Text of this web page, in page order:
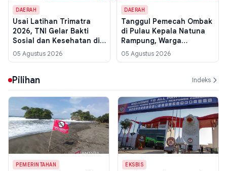
DAERAH
Usai Latihan Trimatra
2026, TNI Gelar Bakti
Sosial dan Kesehatan di
Dabo Singkep, 636 Paket
Sembako Dibagikan
05 Agustus 2026
DAERAH
Tanggul Pemecah Ombak
di Pulau Kepala Natuna
Rampung, Warga
Perbatasan Dapat
Perlindungan dari Abrasi
05 Agustus 2026
Pilihan Indeks
PEMERINTAHAN EKSBIS